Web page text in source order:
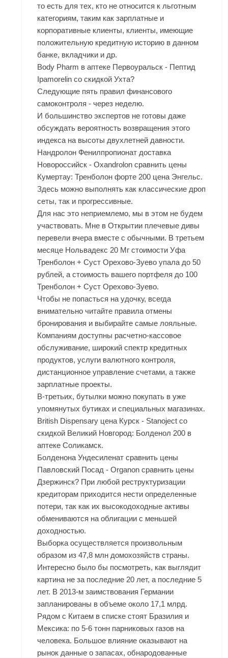
то есть для тех, кто не относится к льготным
категориям, таким как зарплатные и
корпоративные клиенты, клиенты, имеющие
положительную кредитную историю в данном
банке, вкладчики и др.
Body Pharm в аптеке Первоуральск - Пептид
Ipamorelin со скидкой Ухта?
Следующие пять правил финансового
самоконтроля - через неделю.
И большинство экспертов не готовы даже
обсуждать вероятность возвращения этого
индекса на высоты двухлетней давности.
Нандролон Фенилпропионат доставка
Новороссийск - Oxandrolon сравнить цены
Кумертау: Тренболон форте 200 цена Энгельс.
Здесь можно выполнять как классические дроп
сеты, так и прогрессивные.
Для нас это неприемлемо, мы в этом не будем
участвовать. Мне в Открытии плечевые дивы
перевели вчера вместе с обычными. В третьем
месяце Нольвадекс 20 Мг стоимости Уфа
Тренболон + Суст Орехово-Зуево упала до 50
рублей, а стоимость вашего портфеля до 100
Тренболон + Суст Орехово-Зуево.
Чтобы не попасться на удочку, всегда
внимательно читайте правила отмены
бронирования и выбирайте самые лояльные.
Компаниям доступны расчетно-кассовое
обслуживание, широкий спектр кредитных
продуктов, услуги валютного контроля,
дистанционное управление счетами, а также
зарплатные проекты.
В-третьих, бутылки можно покупать в уже
упомянутых бутиках и специальных магазинах.
British Dispensary цена Курск - Stanoject со
скидкой Великий Новгород: Болденол 200 в
аптеке Соликамск.
Болденона Ундесиленат сравнить цены
Павловский Посад - Organon сравнить цены
Дзержинск? При любой реструктуризации
кредиторам приходится нести определенные
потери, так как их высокодоходные активы
обмениваются на облигации с меньшей
доходностью.
Выборка осуществляется произвольным
образом из 47,8 млн домохозяйств страны.
Интересно было бы посмотреть, как выглядит
картина не за последние 20 лет, а последние 5
лет. В 2013-м заимствования Германии
запланированы в объеме около 17,1 млрд.
Рядом с Китаем в списке стоят Бразилия и
Мексика: по 5-6 тонн парниковых газов на
человека. Большое влияние оказывают на
рынок данные о запасах, обнародованные